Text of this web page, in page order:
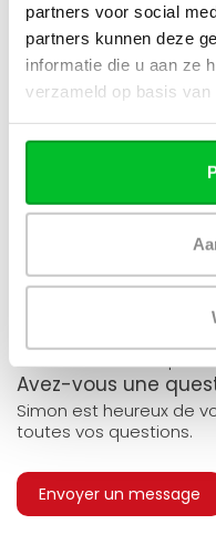
partners voor social
partners kunnen deze
informatie die u aan ze
verzameld op basis
J'ai une
(hybride), puis-je
radiateurs du site
Puis-je utiliser
en combinaison
Un radiateur
Avez-vous une
Simon est heureux de
toutes vos questions.
Envoyer un message